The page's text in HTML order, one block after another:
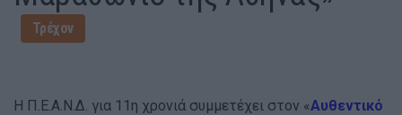
Τρέχον
Η Π.Ε.Α.Ν.Δ. για 11η χρονιά συμμετέχει στον «Αυθεντικό